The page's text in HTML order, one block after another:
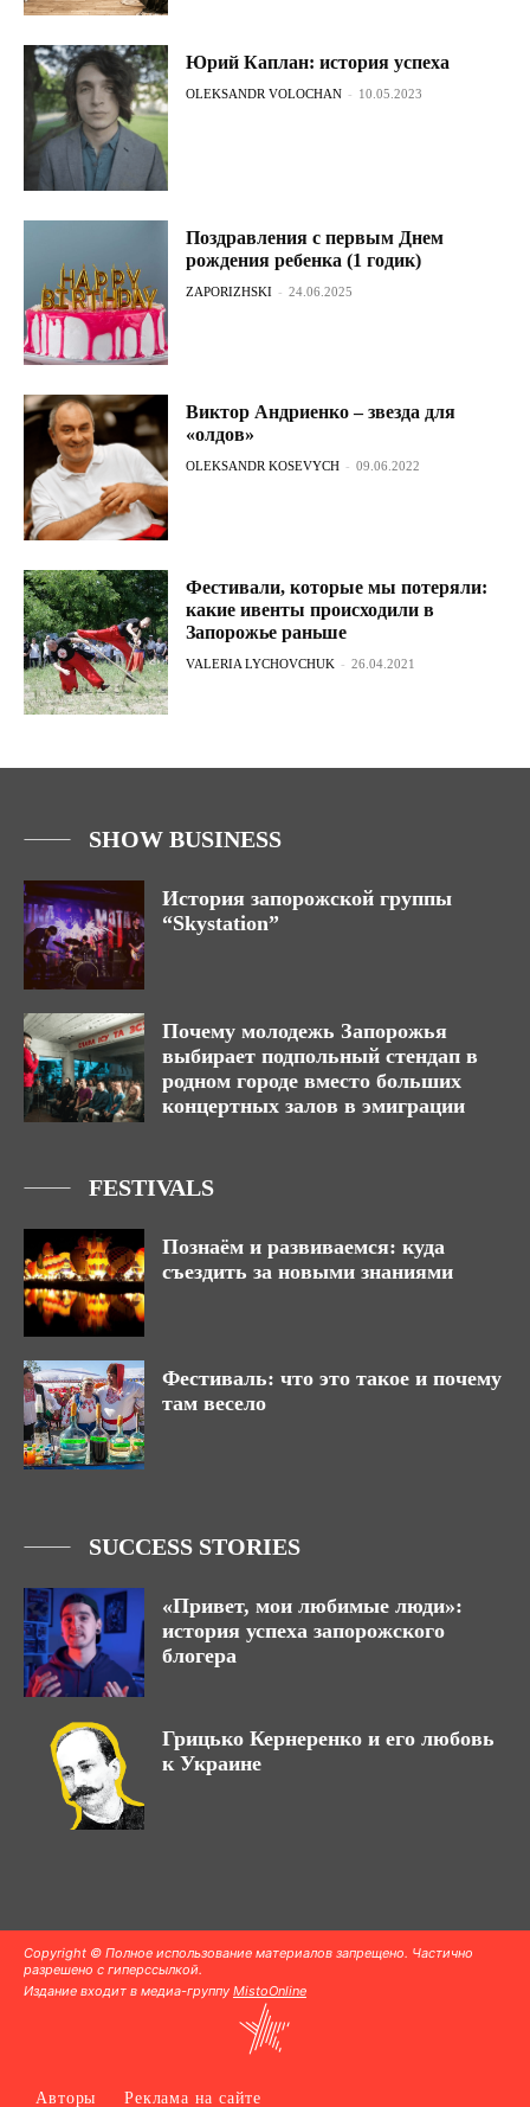
Юрий Каплан: история успеха
OLEKSANDR VOLOCHAN - 10.05.2023
Поздравления с первым Днем
рождения ребенка (1 годик)
ZAPORIZHSKI - 24.06.2025
Виктор Андриенко – звезда для
«олдов»
OLEKSANDR KOSEVYCH - 09.06.2022
Фестивали, которые мы потеряли:
какие ивенты происходили в
Запорожье раньше
VALERIA LYCHOVCHUK - 26.04.2021
SHOW BUSINESS
История запорожской группы
“Skystation”
Почему молодежь Запорожья
выбирает подпольный стендап в
родном городе вместо больших
концертных залов в эмиграции
FESTIVALS
Познаём и развиваемся: куда
съездить за новыми знаниями
Фестиваль: что это такое и почему
там весело
SUCCESS STORIES
«Привет, мои любимые люди»:
история успеха запорожского
блогера
Грицько Кернеренко и его любовь
к Украине
Copyright © Полное использование материалов запрещено. Частично
разрешено с гиперссылкой.
Издание входит в медиа-группу MistoOnline
Авторы Реклама на сайте